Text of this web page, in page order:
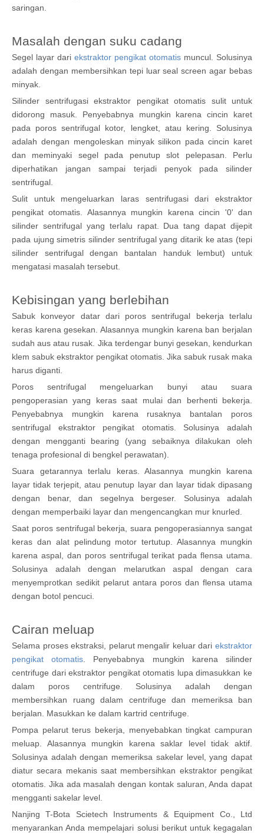
saringan.
Masalah dengan suku cadang
Segel layar dari ekstraktor pengikat otomatis muncul. Solusinya
adalah dengan membersihkan tepi luar seal screen agar bebas
minyak.
Silinder sentrifugasi ekstraktor pengikat otomatis sulit untuk
didorong masuk. Penyebabnya mungkin karena cincin karet
pada poros sentrifugal kotor, lengket, atau kering. Solusinya
adalah dengan mengoleskan minyak silikon pada cincin karet
dan meminyaki segel pada penutup slot pelepasan. Perlu
diperhatikan jangan sampai terjadi penyok pada silinder
sentrifugal.
Sulit untuk mengeluarkan laras sentrifugasi dari ekstraktor
pengikat otomatis. Alasannya mungkin karena cincin '0' dan
silinder sentrifugal yang terlalu rapat. Dua tang dapat dijepit
pada ujung simetris silinder sentrifugal yang ditarik ke atas (tepi
silinder sentrifugal dengan bantalan handuk lembut) untuk
mengatasi masalah tersebut.
Kebisingan yang berlebihan
Sabuk konveyor datar dari poros sentrifugal bekerja terlalu
keras karena gesekan. Alasannya mungkin karena ban berjalan
sudah aus atau rusak. Jika terdengar bunyi gesekan, kendurkan
klem sabuk ekstraktor pengikat otomatis. Jika sabuk rusak maka
harus diganti.
Poros sentrifugal mengeluarkan bunyi atau suara
pengoperasian yang keras saat mulai dan berhenti bekerja.
Penyebabnya mungkin karena rusaknya bantalan poros
sentrifugal ekstraktor pengikat otomatis. Solusinya adalah
dengan mengganti bearing (yang sebaiknya dilakukan oleh
tenaga profesional di bengkel perawatan).
Suara getarannya terlalu keras. Alasannya mungkin karena
layar tidak terjepit, atau penutup layar dan layar tidak dipasang
dengan benar, dan segelnya bergeser. Solusinya adalah
dengan memperbaiki layar dan mengencangkan mur knurled.
Saat poros sentrifugal bekerja, suara pengoperasiannya sangat
keras dan alat pelindung motor tertutup. Alasannya mungkin
karena aspal, dan poros sentrifugal terikat pada flensa utama.
Solusinya adalah dengan melarutkan aspal dengan cara
menyemprotkan sedikit pelarut antara poros dan flensa utama
dengan botol pencuci.
Cairan meluap
Selama proses ekstraksi, pelarut mengalir keluar dari ekstraktor
pengikat otomatis . Penyebabnya mungkin karena silinder
centrifuge dari ekstraktor pengikat otomatis lupa dimasukkan ke
dalam poros centrifuge. Solusinya adalah dengan
membersihkan ruang dalam centrifuge dan memeriksa ban
berjalan. Masukkan ke dalam kartrid centrifuge.
Pompa pelarut terus bekerja, menyebabkan tingkat campuran
meluap. Alasannya mungkin karena saklar level tidak aktif.
Solusinya adalah dengan memeriksa sakelar level, yang dapat
diatur secara mekanis saat membersihkan ekstraktor pengikat
otomatis. Jika ada masalah dengan kontak saluran, Anda dapat
mengganti sakelar level.
Nanjing T-Bota Scietech Instruments & Equipment Co., Ltd
menyarankan Anda mempelajari solusi berikut untuk kegagalan